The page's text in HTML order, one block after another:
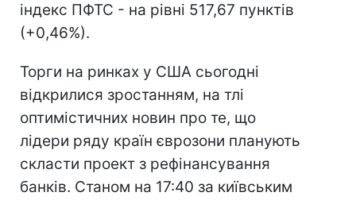
індекс ПФТС - на рівні 517,67 пунктів
(+0,46%).
Торги на ринках у США сьогодні
відкрилися зростанням, на тлі
оптимістичних новин про те, що
лідери ряду країн єврозони планують
скласти проект з рефінансування
банків. Станом на 17:40 за київським